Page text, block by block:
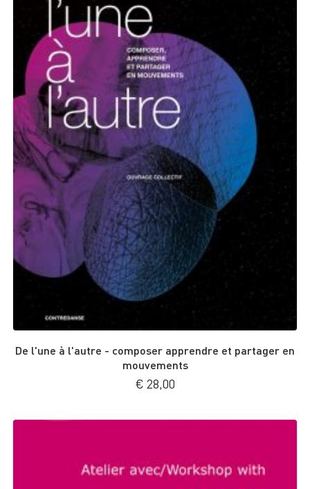
De l'une à l'autre - composer apprendre et partager en
mouvements
€ 28,00